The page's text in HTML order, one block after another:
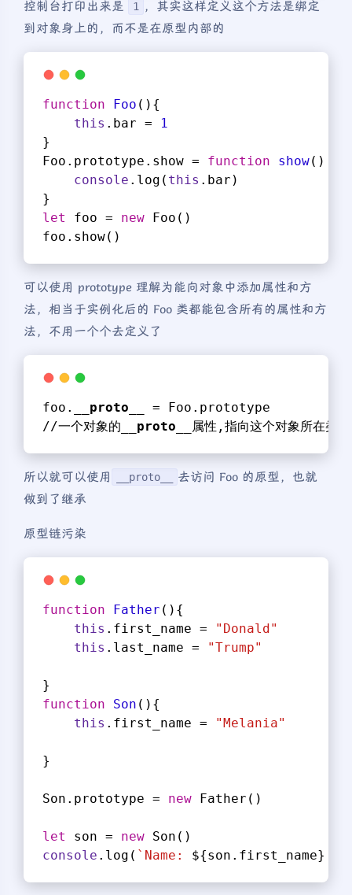
控制台打印出来是 1 ，其实这样定义这个方法是绑定
到对象身上的，而不是在原型内部的
function Foo ( ) {
this .bar =
1
}
Foo.prototype.show = function show( )
console .log( this .bar)
}
let
foo = new Foo()
foo.show()
可以使用 prototype 理解为能向对象中添加属性和方
法，相当于实例化后的 Foo 类都能包含所有的属性和方
法，不用一个个去定义了
foo. __proto__
= Foo.prototype
//一个对象的 __proto__ 属性,指向这个对象所在
所以就可以使用 __proto__
去访问 Foo 的原型，也就
做到了继承
原型链污染
function Father ( ) {
this .first_name =
"Donald"
this .last_name = "Trump"
}
function
Son ( ) {
this .first_name = "Melania"
}
Son.prototype = new Father()
let son = new Son()
console .log( `Name: ${son.first_name}